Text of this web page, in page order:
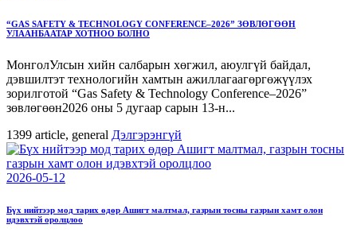
“GAS SAFETY & TECHNOLOGY CONFERENCE–2026” ЗӨВЛӨГӨӨН
УЛААНБААТАР ХОТНОО БОЛНО
МонголУлсын хийн салбарын хөгжил, аюулгүй байдал,
дэвшилтэт технологийн хамтын ажиллагаагөргөжүүлэх
зорилготой “Gas Safety & Technology Conference–2026”
зөвлөгөөн2026 оны 5 дугаар сарын 13-н...
1399 article, general Дэлгэрэнгүй
2026-05-12
Бүх нийтээр мод тарих өдөр Ашигт малтмал, газрын тосны газрын хамт олон
идэвхтэй оролцлоо